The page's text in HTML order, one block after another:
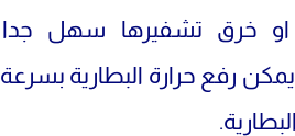
او خرق تشفيرها سهل جدا
رفع حرارة البطارية